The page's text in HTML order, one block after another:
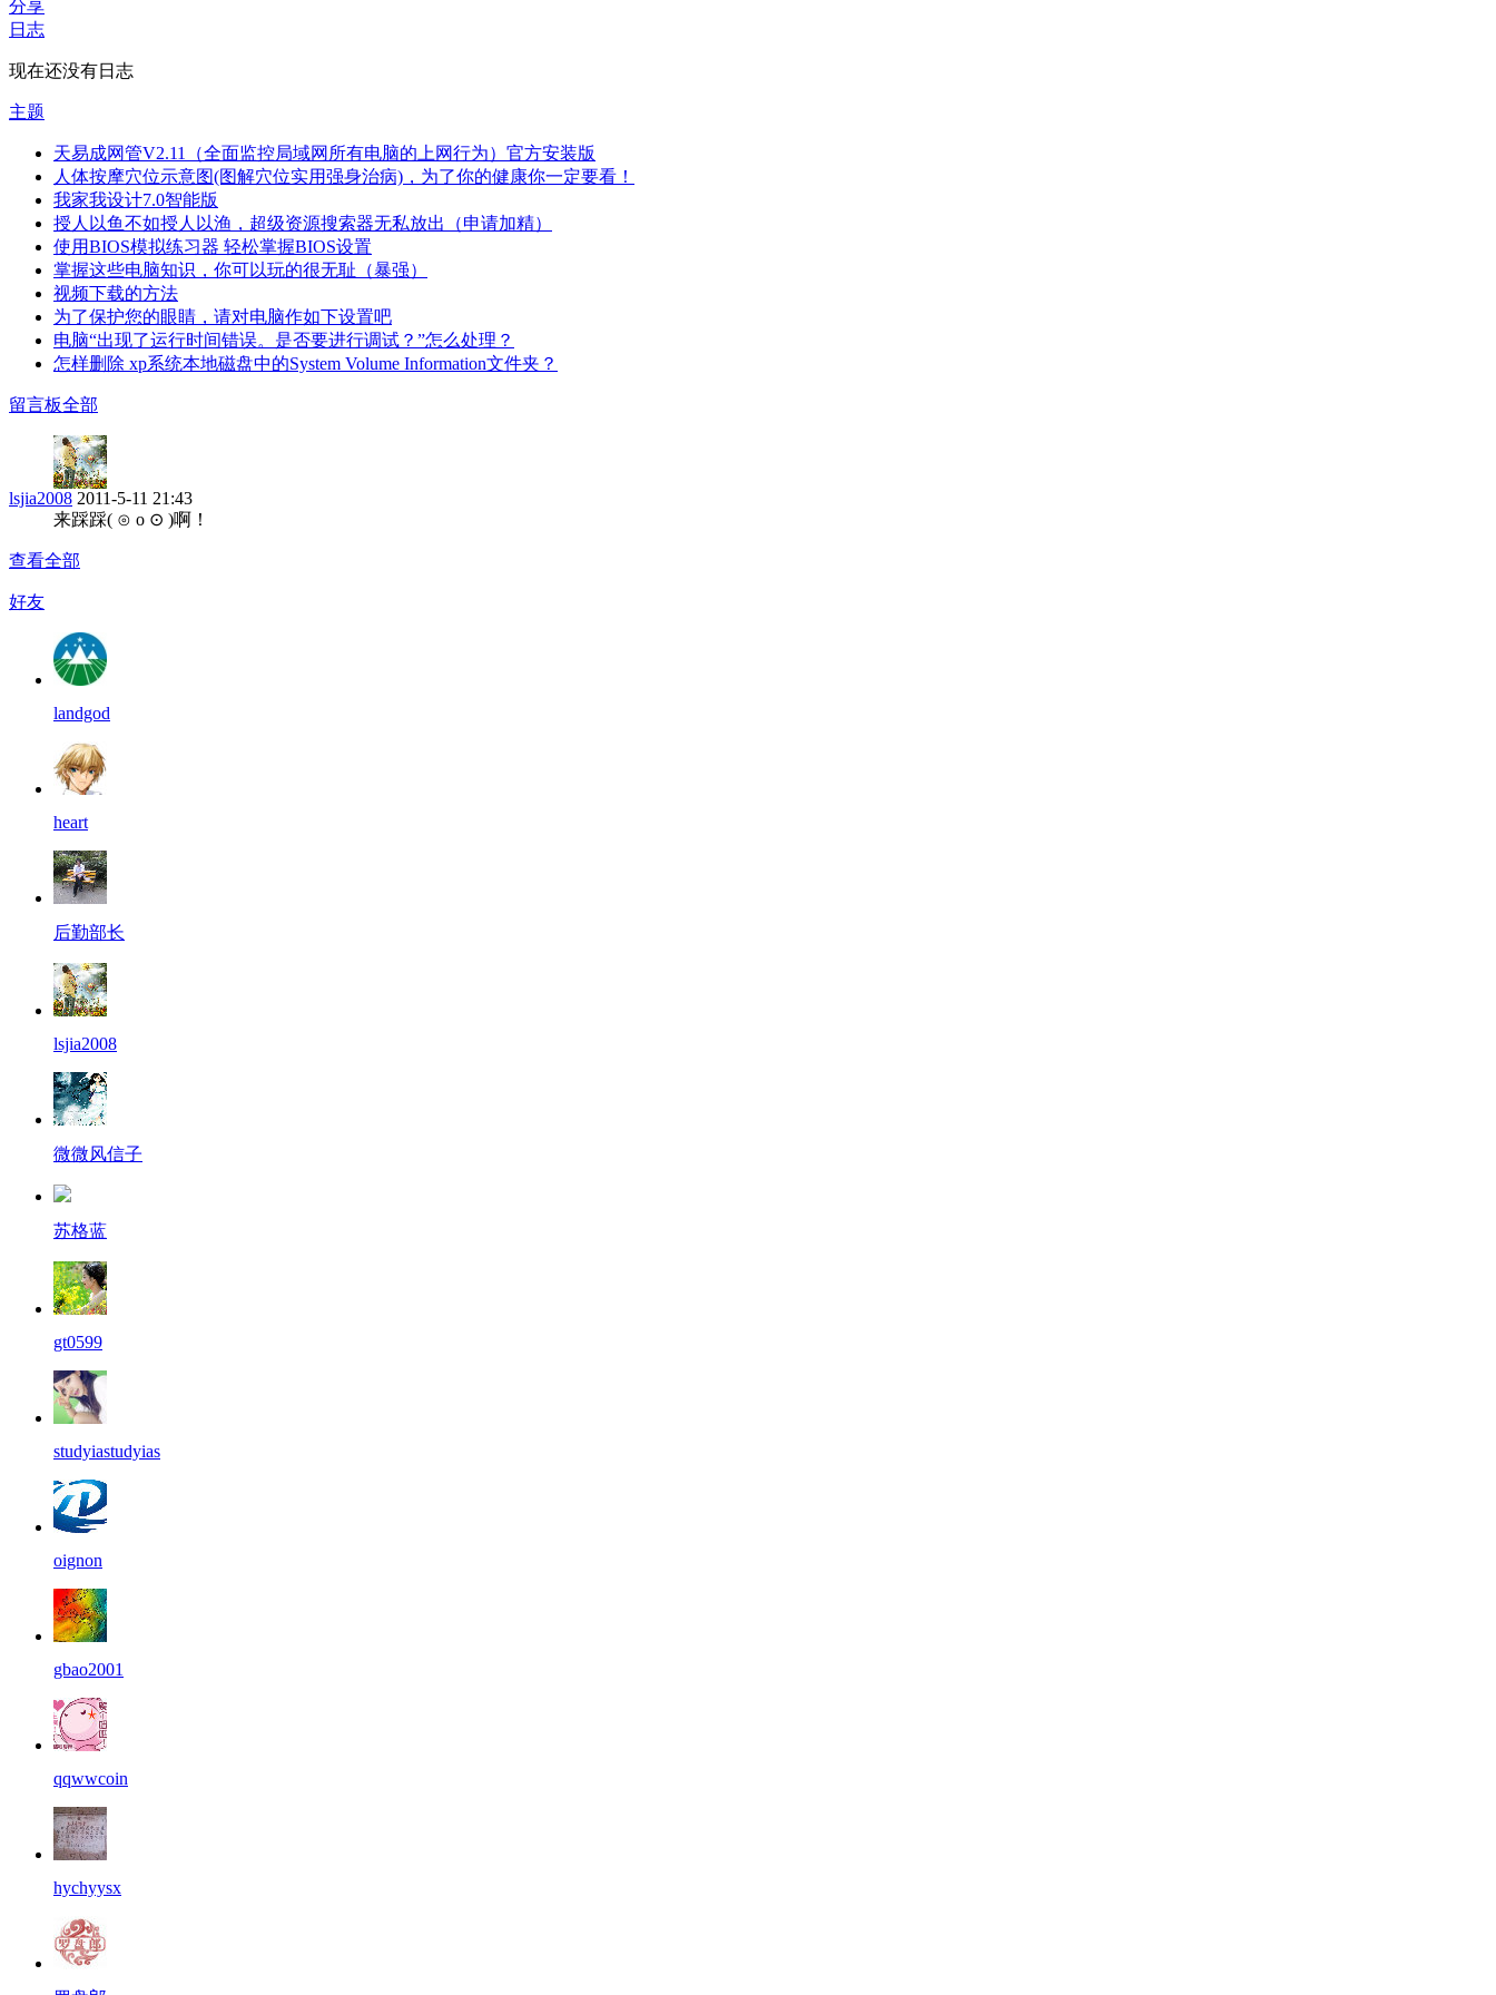
分享
日志
现在还没有日志
主题
天易成网管V2.11（全面监控局域网所有电脑的上网行为）官方安装版
人体按摩穴位示意图(图解穴位实用强身治病)，为了你的健康你一定要看！
我家我设计7.0智能版
授人以鱼不如授人以渔，超级资源搜索器无私放出（申请加精）
使用BIOS模拟练习器 轻松掌握BIOS设置
掌握这些电脑知识，你可以玩的很无耻（暴强）
视频下载的方法
为了保护您的眼睛，请对电脑作如下设置吧
电脑“出现了运行时间错误。是否要进行调试？”怎么处理？
怎样删除 xp系统本地磁盘中的System Volume Information文件夹？
留言板全部
lsjia2008 2011-5-11 21:43
来踩踩( ⊙ o ⊙ )啊！
查看全部
好友
landgod
heart
后勤部长
lsjia2008
微微风信子
苏格蓝
gt0599
studyiastudyias
oignon
gbao2001
qqwwcoin
hychyysx